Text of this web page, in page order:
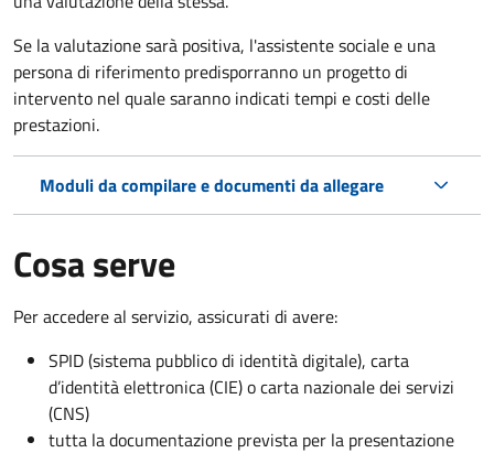
Se la valutazione sarà positiva, l'assistente sociale e una
persona di riferimento predisporranno un progetto di
intervento nel quale saranno indicati tempi e costi delle
prestazioni.
Moduli da compilare e documenti da allegare
Cosa serve
Per accedere al servizio, assicurati di avere:
SPID (sistema pubblico di identità digitale), carta
d’identità elettronica (CIE) o carta nazionale dei servizi
(CNS)
tutta la documentazione prevista per la presentazione